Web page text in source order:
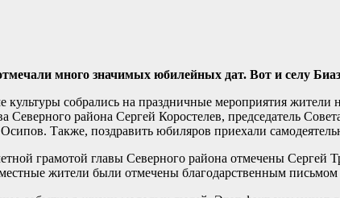
много значимых юбилейных дат. Вот и селу
собрались на праздничные мероприятия жители
Северного района Сергей Коростелев, председатель
Также, поздравить юбиляров приехали
грамотой главы Северного района отмечены Сергей
жители были отмечены благодарственным письмом